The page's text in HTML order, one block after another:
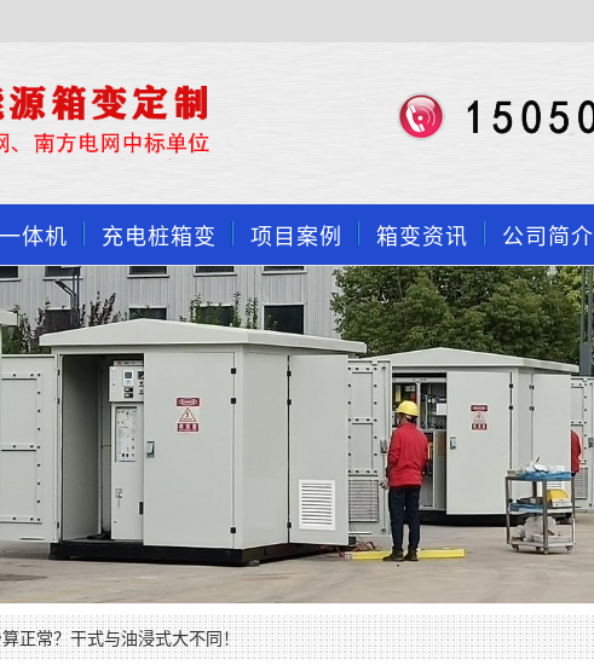
体机 充电桩箱变 项目案例 箱变资讯 公司简介
正常？干式与油浸式大不同！